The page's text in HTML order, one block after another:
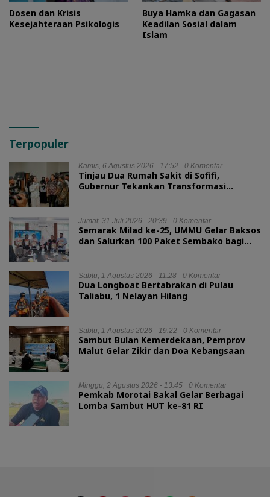
Dosen dan Krisis
Kesejahteraan Psikologis
Buya Hamka dan Gagasan
Keadilan Sosial dalam
Islam
Terpopuler
Kamis, 6 Agustus 2026 - 17:52 0 Komentar
Tinjau Dua Rumah Sakit di Sofifi,
Gubernur Tekankan Transformasi
Jumat, 31 Juli 2026 - 20:39 0 Komentar
Semarak Milad ke-25, UMMU Gelar Baksos
dan Salurkan 100 Paket Sembako bagi
Sabtu, 1 Agustus 2026 - 11:28 0 Komentar
Dua Longboat Bertabrakan di Pulau
Taliabu, 1 Nelayan Hilang
Sabtu, 1 Agustus 2026 - 19:22 0 Komentar
Sambut Bulan Kemerdekaan, Pemprov
Malut Gelar Zikir dan Doa Kebangsaan
Minggu, 2 Agustus 2026 - 13:45 0 Komentar
Pemkab Morotai Bakal Gelar Berbagai
Lomba Sambut HUT ke-81 RI